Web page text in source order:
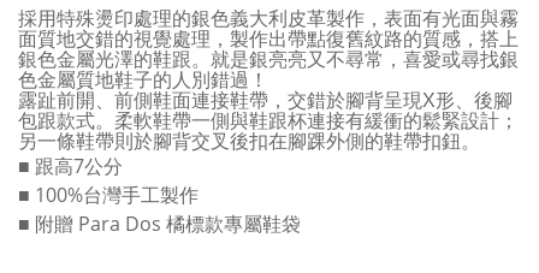
採用特殊燙印處理的銀色義大利皮革製作，表面有光面與霧
面質地交錯的視覺處理，製作出帶點復舊紋路的質感，搭上
銀色金屬光澤的鞋跟。就是銀亮亮又不尋常，喜愛或尋找銀
色金屬質地鞋子的人別錯過！
露趾前開、前側鞋面連接鞋帶，交錯於腳背呈現X形、後腳
包跟款式。柔軟鞋帶一側與鞋跟杯連接有緩衝的鬆緊設計；
另一條鞋帶則於腳背交叉後扣在腳踝外側的鞋帶扣鈕 。
■ 跟高7公分
■ 100%台灣手工製作
■ 附贈 Para Dos 橘標款專屬鞋袋